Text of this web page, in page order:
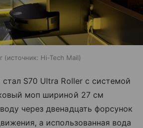
источник: Hi-Tech Mail
S70 Ultra Roller с системой
моп шириной 27 см
через двенадцать форсунок
а использованная вода